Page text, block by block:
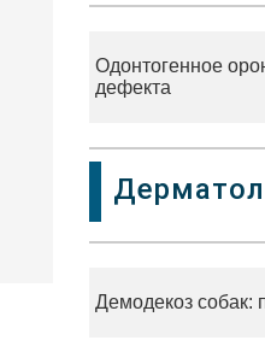
Одонтогенное
дефекта
Демодекоз собак: